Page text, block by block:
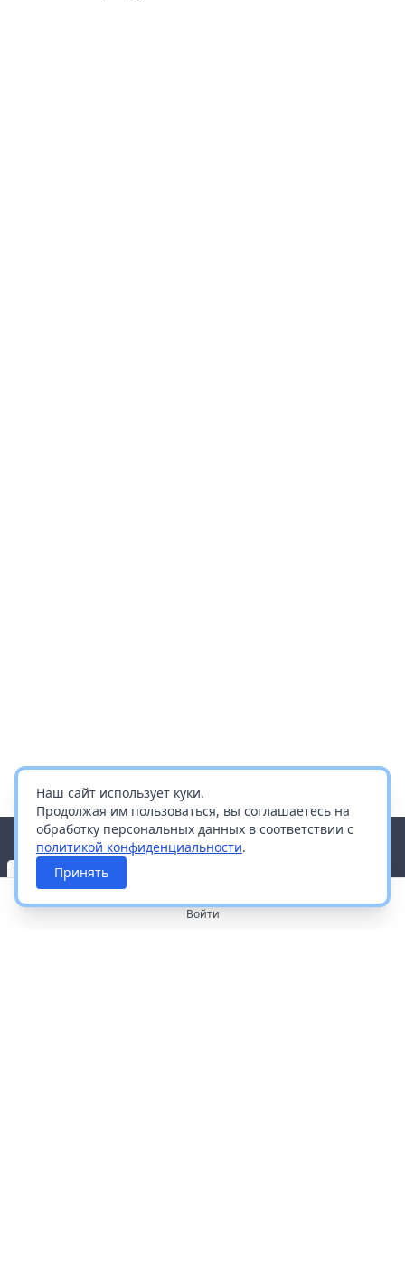
Наш сайт использует куки.
Продолжая им пользоваться, вы соглашаетесь на
обработку персональных данных в соответствии с
политикой конфиденциальности.
Принять
Войти